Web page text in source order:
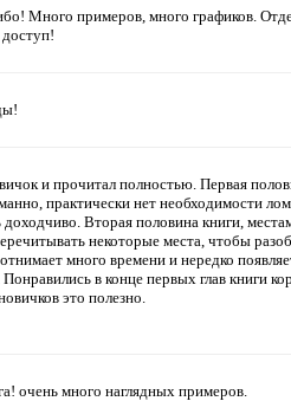
Много примеров, много графиков.
и прочитал полностью. Первая
практически нет необходимости
Вторая половина книги,
некоторые места, чтобы
много времени и нередко
в конце первых глав книги
это полезно.
очень много наглядных примеров.